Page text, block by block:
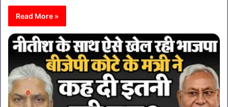
Read More »